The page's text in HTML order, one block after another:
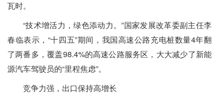
瓦时。
“技术增活力，绿色添动力。”国家发展改革委副主任李
春临表示，“十四五”期间，我国高速公路充电桩数量4年翻
了两番多，覆盖98.4%的高速公路服务区，大大减少了新能
源汽车驾驶员的“里程焦虑”。
竞争力强，出口保持高增长